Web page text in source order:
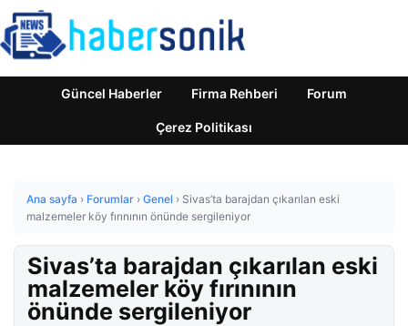
Güncel Haberler Firma Rehberi Forum
Çerez Politikası
Ana sayfa › Forumlar › Genel › Sivas’ta barajdan çıkarılan eski
malzemeler köy fırınının önünde sergileniyor
Sivas’ta barajdan çıkarılan eski
malzemeler köy fırınının
önünde sergileniyor